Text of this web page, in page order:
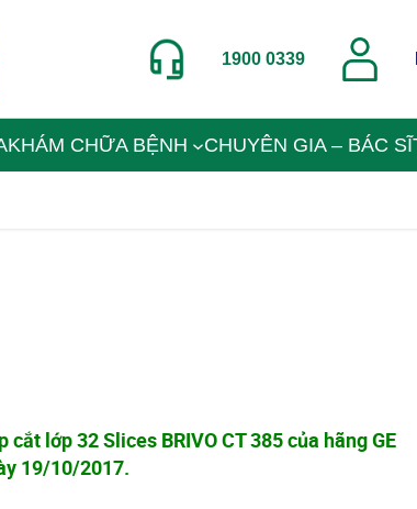
1900 0339
KHÁM CHỮA BỆNH CHUYÊN GIA – BÁC SĨ
lớp 32 Slices BRIVO CT 385 của hãng GE
19/10/2017.